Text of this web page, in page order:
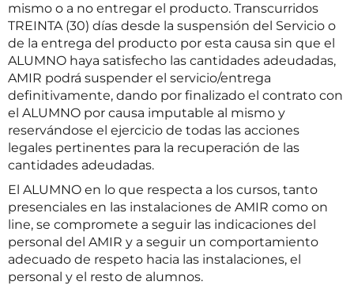
mismo o a no entregar el producto. Transcurridos
TREINTA (30) días desde la suspensión del Servicio o
de la entrega del producto por esta causa sin que el
ALUMNO haya satisfecho las cantidades adeudadas,
AMIR podrá suspender el servicio/entrega
definitivamente, dando por finalizado el contrato con
el ALUMNO por causa imputable al mismo y
reservándose el ejercicio de todas las acciones
legales pertinentes para la recuperación de las
cantidades adeudadas.
El ALUMNO en lo que respecta a los cursos, tanto
presenciales en las instalaciones de AMIR como on
line, se compromete a seguir las indicaciones del
personal del AMIR y a seguir un comportamiento
adecuado de respeto hacia las instalaciones, el
personal y el resto de alumnos.